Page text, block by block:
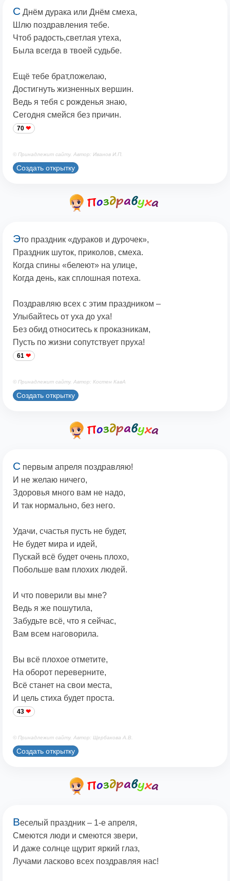
С Днём дурака или Днём смеха,
Шлю поздравления тебе.
Чтоб радость,светлая утеха,
Была всегда в твоей судьбе.
Ещё тебе брат,пожелаю,
Достигнуть жизненных вершин.
Ведь я тебя с рожденья знаю,
Сегодня смейся без причин.
70
© Принадлежит сайту. Автор: Иванов И.П.
Создать открытку
Это праздник «дураков и дурочек»,
Праздник шуток, приколов, смеха.
Когда спины «белеют» на улице,
Когда день, как сплошная потеха.
Поздравляю всех с этим праздником –
Улыбайтесь от уха до уха!
Без обид относитесь к проказникам,
Пусть по жизни сопутствует пруха!
61
© Принадлежит сайту. Автор: Костен КавА
Создать открытку
С первым апреля поздравляю!
И не желаю ничего,
Здоровья много вам не надо,
И так нормально, без него.
Удачи, счастья пусть не будет,
Не будет мира и идей,
Пускай всё будет очень плохо,
Побольше вам плохих людей.
И что поверили вы мне?
Ведь я же пошутила,
Забудьте всё, что я сейчас,
Вам всем наговорила.
Вы всё плохое отметите,
На оборот переверните,
Всё станет на свои места,
И цель стиха будет проста.
43
© Принадлежит сайту. Автор: Щербакова А.В.
Создать открытку
Веселый праздник – 1-е апреля,
Смеются люди и смеются звери,
И даже солнце щурит яркий глаз,
Лучами ласково всех поздравляя нас!